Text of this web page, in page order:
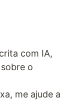
com IA,
o
me ajude a